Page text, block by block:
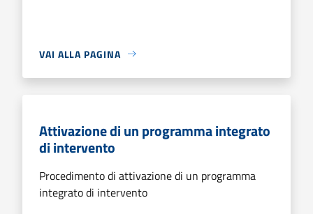
VAI ALLA PAGINA
Attivazione di un programma integrato
di intervento
Procedimento di attivazione di un programma
integrato di intervento